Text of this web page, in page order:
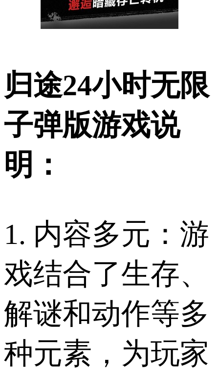
归途24小时无限
子弹版游戏说
明：
1. 内容多元：游
戏结合了生存、
解谜和动作等多
种元素，为玩家